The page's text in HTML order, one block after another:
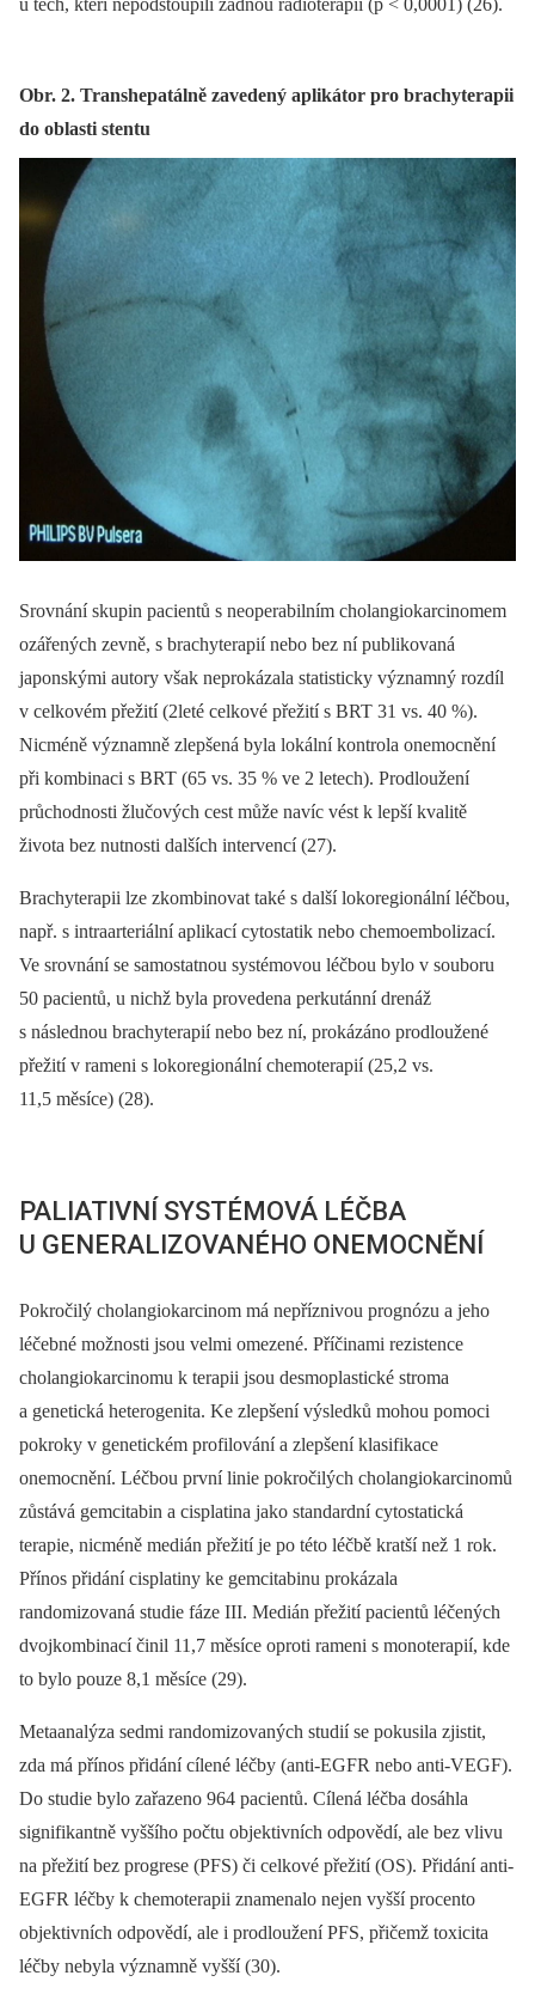
Obr. 2. Transhepatálně zavedený aplikátor pro brachyterapii
do oblasti stentu
Srovnání skupin pacientů s neoperabilním cholangiokarcinomem
ozářených zevně, s brachyterapií nebo bez ní publikovaná
japonskými autory však neprokázala statisticky významný rozdíl
v celkovém přežití (2leté celkové přežití s BRT 31 vs. 40 %).
Nicméně významně zlepšená byla lokální kontrola onemocnění
při kombinaci s BRT (65 vs. 35 % ve 2 letech). Prodloužení
průchodnosti žlučových cest může navíc vést k lepší kvalitě
života bez nutnosti dalších intervencí (27).
Brachyterapii lze zkombinovat také s další lokoregionální léčbou,
např. s intraarteriální aplikací cytostatik nebo chemoembolizací.
Ve srovnání se samostatnou systémovou léčbou bylo v souboru
50 pacientů, u nichž byla provedena perkutánní drenáž
s následnou brachyterapií nebo bez ní, prokázáno prodloužené
přežití v rameni s lokoregionální chemoterapií (25,2 vs.
11,5 měsíce) (28).
PALIATIVNÍ SYSTÉMOVÁ LÉČBA
U GENERALIZOVANÉHO ONEMOCNĚNÍ
Pokročilý cholangiokarcinom má nepříznivou prognózu a jeho
léčebné možnosti jsou velmi omezené. Příčinami rezistence
cholangiokarcinomu k terapii jsou desmoplastické stroma
a genetická heterogenita. Ke zlepšení výsledků mohou pomoci
pokroky v genetickém profilování a zlepšení klasifikace
onemocnění. Léčbou první linie pokročilých cholangiokarcinomů
zůstává gemcitabin a cisplatina jako standardní cytostatická
terapie, nicméně medián přežití je po této léčbě kratší než 1 rok.
Přínos přidání cisplatiny ke gemcitabinu prokázala
randomizovaná studie fáze III. Medián přežití pacientů léčených
dvojkombinací činil 11,7 měsíce oproti rameni s monoterapií, kde
to bylo pouze 8,1 měsíce (29).
Metaanalýza sedmi randomizovaných studií se pokusila zjistit,
zda má přínos přidání cílené léčby (anti-EGFR nebo anti-VEGF).
Do studie bylo zařazeno 964 pacientů. Cílená léčba dosáhla
signifikantně vyššího počtu objektivních odpovědí, ale bez vlivu
na přežití bez progrese (PFS) či celkové přežití (OS). Přidání anti-
EGFR léčby k chemoterapii znamenalo nejen vyšší procento
objektivních odpovědí, ale i prodloužení PFS, přičemž toxicita
léčby nebyla významně vyšší (30).